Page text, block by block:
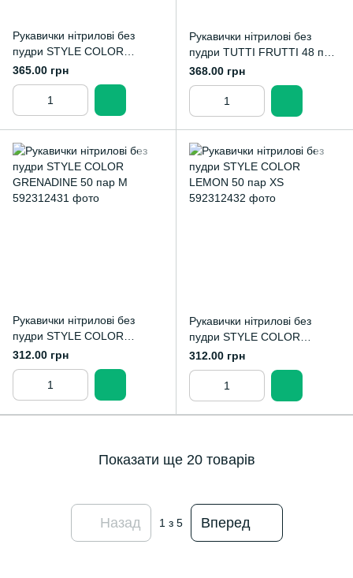
Рукавички нітрилові без
пудри STYLE COLOR
PRUNE 50 пар S
365.00 грн
Рукавички нітрилові без
пудри TUTTI FRUTTI 48 пар
S
368.00 грн
Рукавички нітрилові без
пудри STYLE COLOR
GRENADINE 50 пар М
312.00 грн
Рукавички нітрилові без
пудри STYLE COLOR
LEMON 50 пар XS
312.00 грн
Показати ще 20 товарів
Назад 1 з 5 Вперед